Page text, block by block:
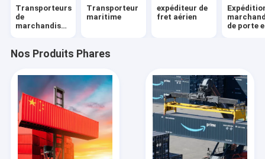
Transporteurs
de
marchandises
Transporteur
maritime
expéditeur de
fret aérien
de porte
Nos Produits Phares